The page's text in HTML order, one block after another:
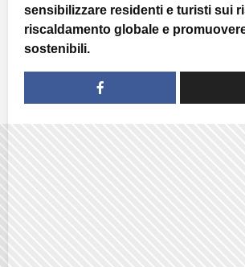
sensibilizzare residenti e turisti sui
riscaldamento globale e
sostenibili.